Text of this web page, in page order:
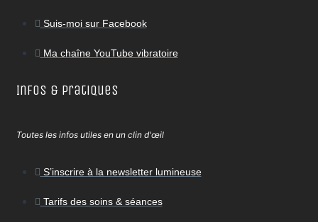
Suis-moi sur Facebook
Ma chaîne YouTube vibratoire
Infos & Pratiques
Toutes les infos utiles en un clin d'œil
S’inscrire à la newsletter lumineuse
Tarifs des soins & séances